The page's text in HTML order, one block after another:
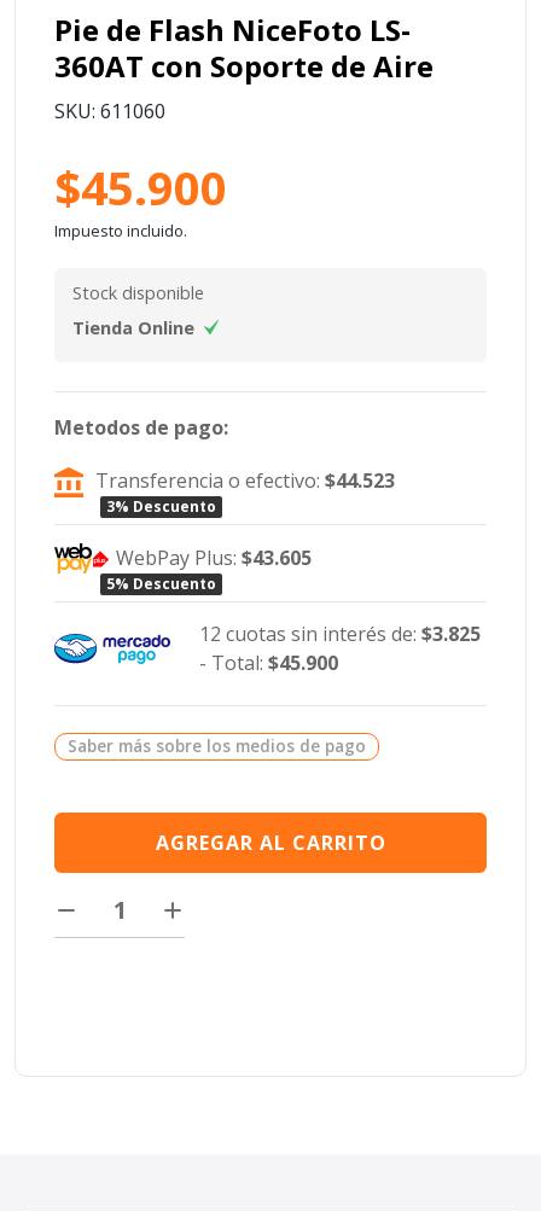
Pie de Flash NiceFoto LS­
360AT con Soporte de Aire
SKU: 611060
$45.900
Impuesto incluido.
Stock disponible
Tienda Online
Metodos de pago:
Transferencia o efectivo:$44.523
3% Descuento
WebPay Plus:$43.605
5% Descuento
12 cuotas sin interés de: $3.825
- Total: $45.900
Saber más sobre los medios de pago
AGREGAR AL CARRITO